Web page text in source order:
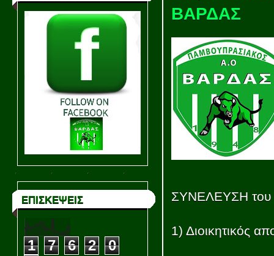
ΕΠΙΣΚΕΨΕΙΣ
1 7 6 2
0
ΒΑΡΔΑΣ
ΣΥΝΕΛΕΥΣΗ του
1) Διοικητικός